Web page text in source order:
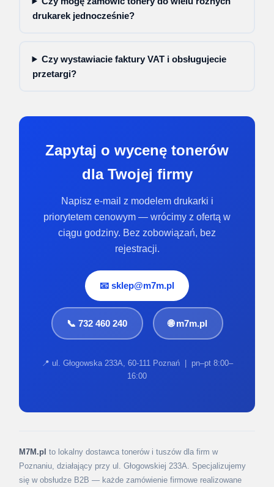
drukarek jednocześnie?
Czy wystawiacie faktury VAT i obsługujecie
przetargi?
Zapytaj o wycenę tonerów
dla Twojej firmy
Napisz e-mail z modelem drukarki i
priorytetem cenowym — wrócimy z ofertą w
ciągu godziny. Bez zobowiązań, bez
rejestracji.
📧 sklep@m7m.pl
📞 732 460 240 🌐 m7m.pl
📍 ul. Głogowska 233A, 60-111 Poznań | pn–pt 8:00–
16:00
M7M.pl to lokalny dostawca tonerów i tuszów dla firm w
Poznaniu, działający przy ul. Głogowskiej 233A. Specjalizujemy
się w obsłudze B2B — każde zamówienie firmowe realizowane